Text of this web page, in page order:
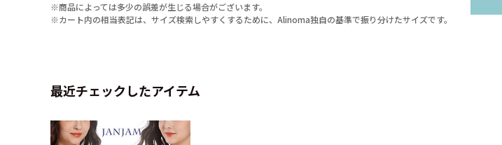
※商品によっては多少の誤差が生じる場合がございます。
※カート内の相当表記は、サイズ検索しやすくするために、Alinoma独自の基準で振り分けたサイズです。
最近チェックしたアイテム